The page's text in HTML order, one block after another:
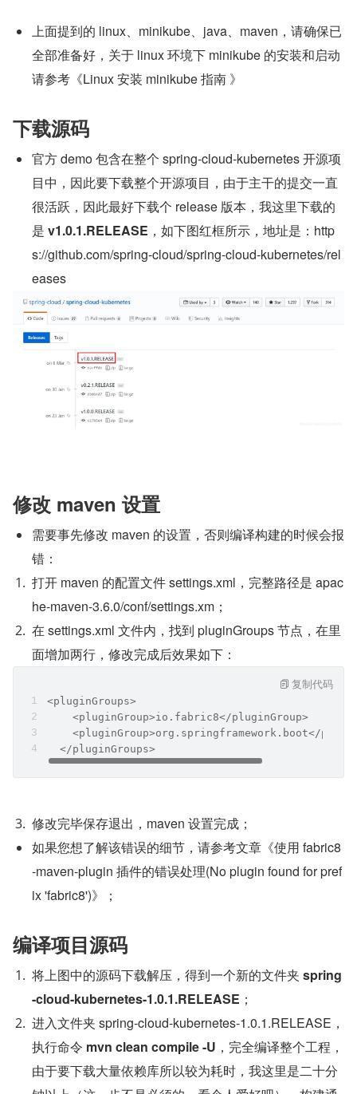
上面提到的 linux、minikube、java、maven，请确保已
全部准备好，关于 linux 环境下 minikube 的安装和启动
请参考《Linux 安装 minikube 指南 》
下载源码
官方 demo 包含在整个 spring-cloud-kubernetes 开源项
目中，因此要下载整个开源项目，由于主干的提交一直
很活跃，因此最好下载个 release 版本，我这里下载的
是 v1.0.1.RELEASE ，如下图红框所示，地址是：http
s://github.com/spring-cloud/spring-cloud-kubernetes/rel
eases
修改 maven 设置
需要事先修改 maven 的设置，否则编译构建的时候会报
错：
打开 maven 的配置文件 settings.xml，完整路径是 apac
he-maven-3.6.0/conf/settings.xm；
在 settings.xml 文件内，找到 pluginGroups 节点，在里
面增加两行，修改完成后效果如下：
<pluginGroups>
    <pluginGroup>io.fabric8</pluginGroup>
<pluginGroup>org.springframework.boot</
  </pluginGroups>
复制代码
修改完毕保存退出，maven 设置完成；
如果您想了解该错误的细节，请参考文章《使用 fabric8
-maven-plugin 插件的错误处理(No plugin found for pref
ix 'fabric8')》；
编译项目源码
将上图中的源码下载解压，得到一个新的文件夹 spring
-cloud-kubernetes-1.0.1.RELEASE ；
进入文件夹 spring-cloud-kubernetes-1.0.1.RELEASE，
执行命令 mvn clean compile -U ，完全编译整个工程，
由于要下载大量依赖库所以较为耗时，我这里是二十分